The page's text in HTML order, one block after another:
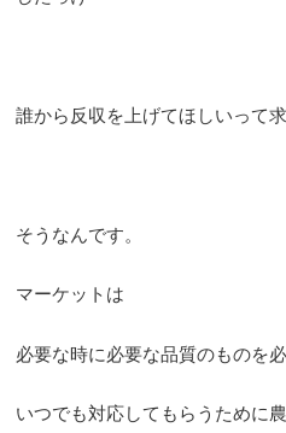
誰から反収を上げてほしいって
そうなんです。
マーケットは
必要な時に必要な品質のものを
いつでも対応してもらうために